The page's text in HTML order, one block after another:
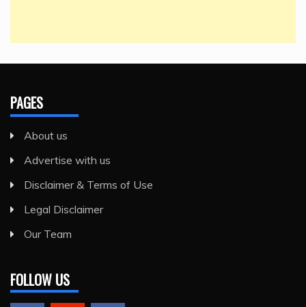
PAGES
About us
Advertise with us
Disclaimer & Terms of Use
Legal Disclaimer
Our Team
FOLLOW US